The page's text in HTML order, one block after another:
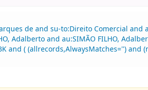
de and su-to:Direito Comercial and
Adalberto and au:SIMÃO FILHO,
and ( (allrecords,AlwaysMatches='')